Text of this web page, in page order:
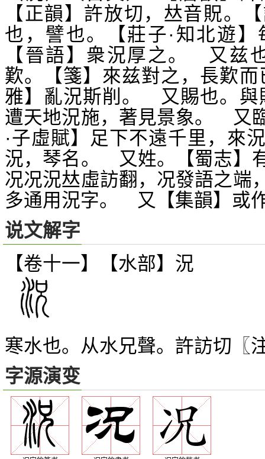
【正韻】許放切， 𠀤音貺。
也，譬也。【莊子·知北遊
【晉語】衆況厚之。 又兹
歎。【箋】來兹對之，長歎
雅】亂況斯削。 又賜也。與
遭天地況施，著見景象。 又
·子虛賦】足下不遠千里，
況，琴名。 又姓。【蜀志】
况况況𠀤虛訪翻，况發語之端
多通用況字。 又【集韻】或
说文解字
【卷十一】【水部】 況
寒水也。从水兄聲。許訪切〖
字源演变